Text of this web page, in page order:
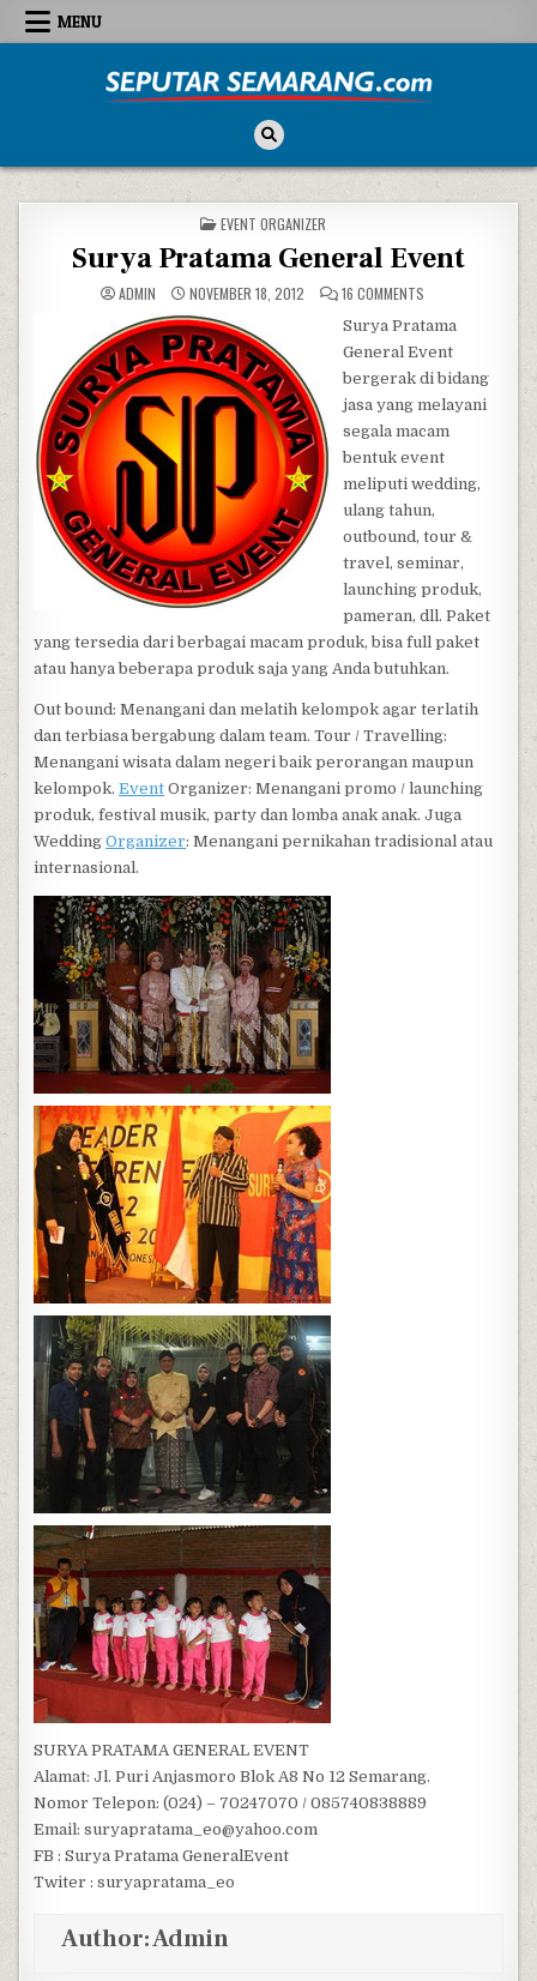
Skip to content
MENU
POSTED IN
EVENT ORGANIZER
Surya Pratama General Event
ADMIN NOVEMBER 18, 2012 16 COMMENTS
Surya Pratama
General Event
bergerak di bidang
jasa yang melayani
segala macam
bentuk event
meliputi wedding,
ulang tahun,
outbound, tour &
travel, seminar,
launching produk,
pameran, dll. Paket
yang tersedia dari berbagai macam produk, bisa full paket
atau hanya beberapa produk saja yang Anda butuhkan.
Out bound: Menangani dan melatih kelompok agar terlatih
dan terbiasa bergabung dalam team. Tour / Travelling:
Menangani wisata dalam negeri baik perorangan maupun
kelompok.Event Organizer: Menangani promo / launching
produk, festival musik, party dan lomba anak anak. Juga
WeddingOrganizer: Menangani pernikahan tradisional atau
internasional.
SURYA PRATAMA GENERAL EVENT
Alamat: Jl. Puri Anjasmoro Blok A8 No 12 Semarang.
Nomor Telepon: (024) – 70247070 / 085740838889
Email: suryapratama_eo@yahoo.com
FB : Surya Pratama GeneralEvent
Twiter : suryapratama_eo
Author:Admin